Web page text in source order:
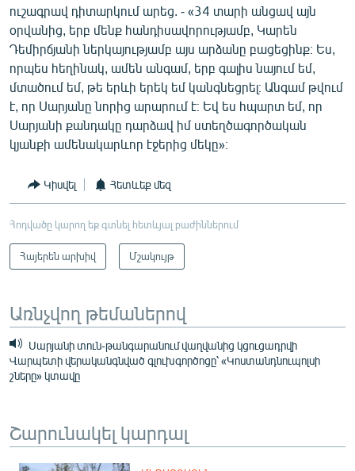
ուշագրավ դիտարկում արեց. - «34 տարի անցավ այն
օրվանից, երբ մենք հանդիսավորությամբ, Կարեն
Դեմիրճյանի ներկայությամբ այս արձանը բացեցինք։ Ես,
որպես հեղինակ, ամեն անգամ, երբ գալիս նայում եմ,
մտածում եմ, թե երևի երեկ եմ կանգնեցրել։ Անգամ թվում
է, որ Սարյանը նորից արարում է։ Եվ ես հպարտ եմ, որ
Սարյանի քանդակը դարձավ իմ ստեղծագործական
կյանքի ամենակարևոր էջերից մեկը»։
Կիսվել Հետևեք մեզ
Հոդվածը կարող եք գտնել հետևյալ բաժիններում
Հայերեն արխիվ Մշակույթ
Առնչվող թեմաներով
Սարյանի տուն-թանգարանում վաղվանից կցուցադրվի
Վարպետի վերականգնված գլուխգործոցը՝ «Կոստանդնուպոլսի
շները» կտավը
Շարունակել կարդալ